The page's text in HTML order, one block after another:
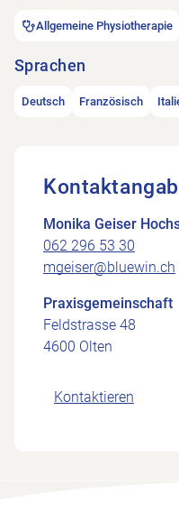
Allgemeine Physiotherapie
Sprachen
Deutsch Französisch
Monika Geiser
062 296 53 30
mgeiser@bluewin.ch
Praxisgemeinschaft
Feldstrasse 48
4600 Olten
Kontaktieren